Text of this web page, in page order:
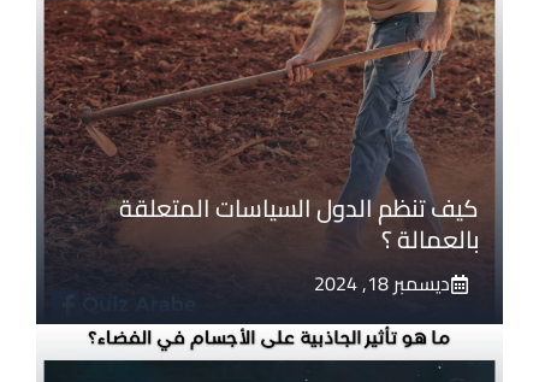
كيف تنظم الدول السياسات المتعلقة
بالعمالة ؟
ديسمبر 18, 2024